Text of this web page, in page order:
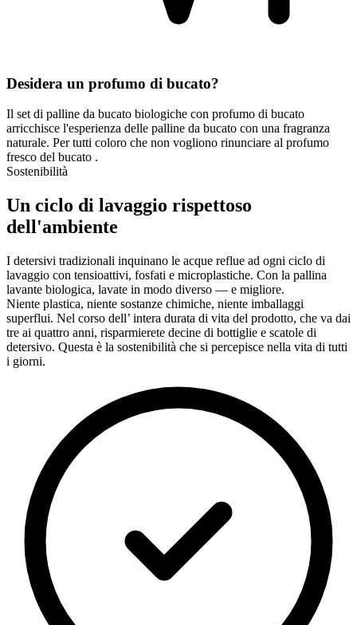
Desidera un profumo di bucato?
Il set di palline da bucato biologiche con profumo di bucato
arricchisce l'esperienza delle palline da bucato con una fragranza
naturale. Per tutti coloro che non vogliono rinunciare al profumo
fresco del bucato .
Sostenibilità
Un ciclo di lavaggio rispettoso
dell'ambiente
I detersivi tradizionali inquinano le acque reflue ad ogni ciclo di
lavaggio con tensioattivi, fosfati e microplastiche. Con la pallina
lavante biologica, lavate in modo diverso — e migliore.
Niente plastica, niente sostanze chimiche, niente imballaggi
superflui. Nel corso dell’ intera durata di vita del prodotto, che va dai
tre ai quattro anni, risparmierete decine di bottiglie e scatole di
detersivo. Questa è la sostenibilità che si percepisce nella vita di tutti
i giorni.